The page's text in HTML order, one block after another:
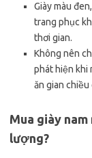
Giày màu
trang phục
thơi gian.
Không nên
phát hiện khi
ăn gian
Mua giày
lượng?